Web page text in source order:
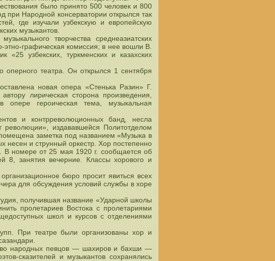
было принято 500 человек и 800
при Народной консерватории открылся так
где изучали узбекскую и европейскую
музыкантов.
творчества среднеазиатских
графическая комиссия; в нее вошли В.
узбекских, туркменских и казахских
оперного театра. Он открылся 1 сентября
новая опера «Стенька Разин» Г.
лирическая сторона произведения,
героическая тема, музыкальная
и контрреволюционных банд, несла
издававшейся Политотделом
заметка под названием «Музыка в
несен и струнный оркестр. Хор постепенно
В номере от 25 мая 1920 г. сообщается об
8, занятия вечерние. Классы хорового и
бюро просит явиться всех
для обсуждения условий службы в хоре
получившая название «Ударной школы
пролетариев Востока с пролетариями
школ и курсов с отделениями
При театре были организованы хор и
народных певцов — шахиров и бахши —
сказителей и музыкантов сохранялись